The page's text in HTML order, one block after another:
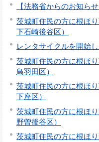
【法務省からのお知ら
茨城町住民の方に根ほ
下石崎後谷区）
レンタサイクルを開始
茨城町住民の方に根ほ
鳥羽田区）
茨城町住民の方に根ほ
下座区）
茨城町住民の方に根ほ
野曽後谷区）
茨城町住民の方に根ほ